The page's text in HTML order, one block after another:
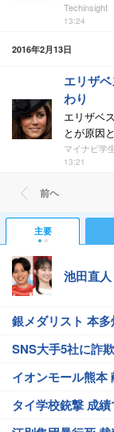
Techinsight
13:24
2016年2月13日
エリザ
わり
エリザベ
とが原因
マイナビ学
13:21
前ヘ
主要
池田直
銀メダリスト 本
SNS大手5社に詐
イオンモール熊本
タイ学校銃撃 成